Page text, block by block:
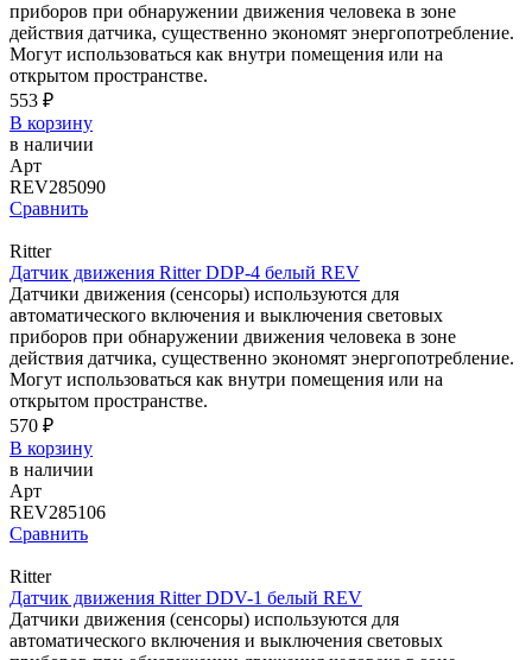
приборов при обнаружении движения человека в зоне
действия датчика, существенно экономят энергопотребление.
Могут использоваться как внутри помещения или на
открытом пространстве.
553 ₽
В корзину
в наличии
Арт
REV285090
Сравнить
Ritter
Датчик движения Ritter DDP-4 белый REV
Датчики движения (сенсоры) используются для
автоматического включения и выключения световых
приборов при обнаружении движения человека в зоне
действия датчика, существенно экономят энергопотребление.
Могут использоваться как внутри помещения или на
открытом пространстве.
570 ₽
В корзину
в наличии
Арт
REV285106
Сравнить
Ritter
Датчик движения Ritter DDV-1 белый REV
Датчики движения (сенсоры) используются для
автоматического включения и выключения световых